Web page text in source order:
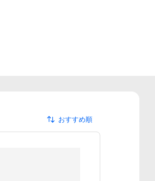
おすすめ順